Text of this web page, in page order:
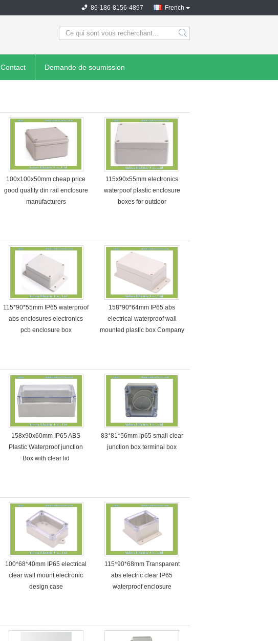
French
86-186-8156-4897
search
Contact Demande de soumission
100x100x50mm cheap price
good quality din rail enclosure
manufacturers
115x90x55mm electronics
waterpoof plastic enclosure
boxes for outdoor
115*90*55mm IP65 waterproof
abs enclosures electronics
pcb enclosure box
158*90*64mm IP65 abs
electrical waterproof wall
mounted plastic box Company
158x90x60mm IP65 ABS
Plastic Waterproof junction
Box with clear lid
83*81*56mm ip65 small clear
junction box terminal box
100*68*40mm IP65 electrical
clear wall mount electronic
design case
115*90*68mm Transparent
abs electric clear IP65
waterproof enclosure